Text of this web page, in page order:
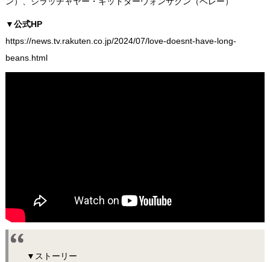
▼公式HP
https://news.tv.rakuten.co.jp/2024/07/love-doesnt-have-long-
beans.html
▼ストーリー